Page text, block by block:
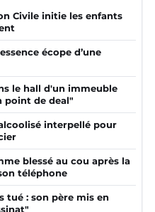
Civile initie les enfants
écope d’une
le hall d'un immeuble
point de deal"
interpellé pour
blessé au cou après la
téléphone
tué : son père mis en